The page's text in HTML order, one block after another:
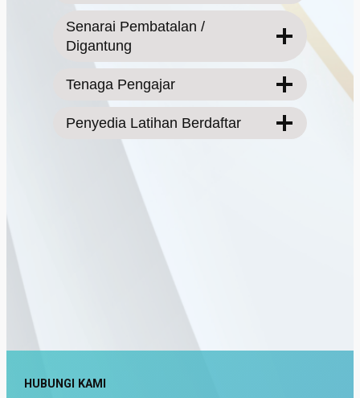
Senarai Pembatalan /
Digantung
Tenaga Pengajar
Penyedia Latihan Berdaftar
HUBUNGI KAMI